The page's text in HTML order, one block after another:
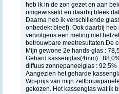
heb ik in de zon gezet en aan
omgewisseld en daarbij bleek
Daarna heb ik verschillende
onbedekt bleef). Ook daarbij
vervolgens een meting met
betrouwbare meetresultaten.De
Mijn gewone 2e hands-glas :
Gehard kassenglas(4mm) :
diffuus zonnepaneelglas : 92,5%
Aangezien het geharde
Wp-prijs van mijn
gekozen. Het kassenglas wat ik